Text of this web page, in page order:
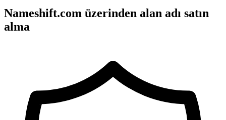
Nameshift.com üzerinden alan adı satın
alma